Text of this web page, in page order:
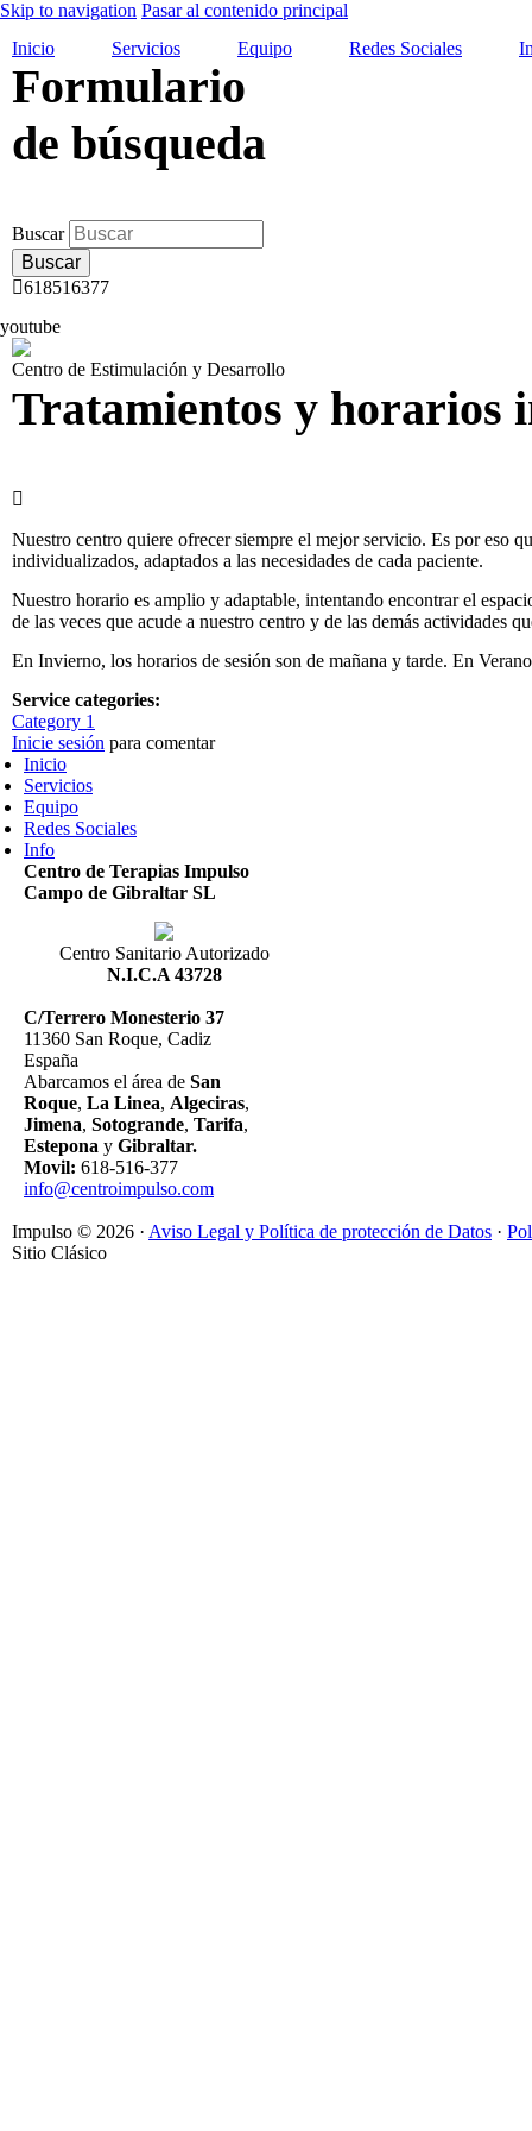
Skip to navigation Pasar al contenido principal
Inicio
Servicios Equipo Redes Sociales
Formulario
de búsqueda
Buscar
618516377
youtube
Centro de Estimulación y Desarrollo
Tratamientos y horarios
Nuestro centro quiere ofrecer siempre el mejor servicio. Es por eso
individualizados, adaptados a las necesidades de cada paciente.
Nuestro horario es amplio y adaptable, intentando encontrar el
de las veces que acude a nuestro centro y de las demás actividades
En Invierno, los horarios de sesión son de mañana y tarde. En
Service categories:
Category 1
Inicie sesión para comentar
Inicio
Servicios
Equipo
Redes Sociales
Info
Centro de Terapias Impulso
Campo de Gibraltar SL
Centro Sanitario Autorizado
N.I.C.A 43728
C/Terrero Monesterio 37
11360 San Roque, Cadiz
España
Abarcamos el área de San
Roque, La Linea, Algeciras,
Jimena, Sotogrande, Tarifa,
Estepona y Gibraltar.
Movil: 618-516-377
info@centroimpulso.com
Impulso © 2026 · Aviso Legal y Política de protección de Datos ·
Sitio Clásico